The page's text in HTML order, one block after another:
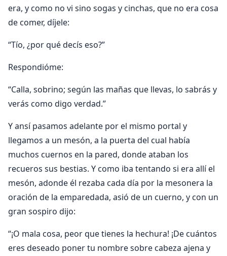
era, y como no vi sino sogas y cinchas, que no era cosa
de comer, díjele:
“Tío, ¿por qué decís eso?”
Respondióme:
“Calla, sobrino; según las mañas que llevas, lo sabrás y
verás como digo verdad.”
Y ansí pasamos adelante por el mismo portal y
llegamos a un mesón, a la puerta del cual había
muchos cuernos en la pared, donde ataban los
recueros sus bestias. Y como iba tentando si era allí el
mesón, adonde él rezaba cada día por la mesonera la
oración de la emparedada, asió de un cuerno, y con un
gran sospiro dijo:
“¡O mala cosa, peor que tienes la hechura! ¡De cuántos
eres deseado poner tu nombre sobre cabeza ajena y